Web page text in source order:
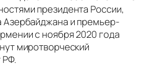
президента России,
Азербайджана и премьер-
с ноября 2020 года
миротворческий
РФ.